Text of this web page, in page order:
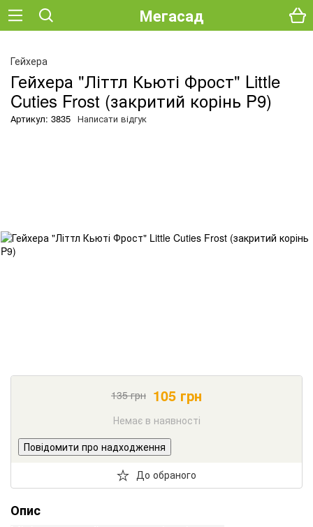
Мегасад
Гейхера
Гейхера "Літтл Кьюті Фрост" Little
Cuties Frost (закритий корінь P9)
Артикул: 3835 Написати відгук
135грн 105 грн
Немає в наявності
Повідомити про надходження
До обраного
Опис